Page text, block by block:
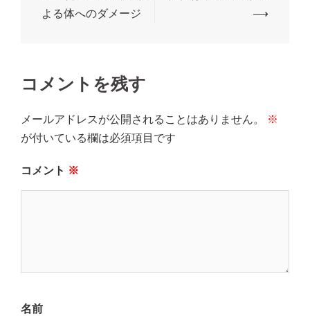
よる体へのダメージ
⟶
コメントを残す
メールアドレスが公開されることはありません。
※
が付いている欄は必須項目です
コメント ※
名前